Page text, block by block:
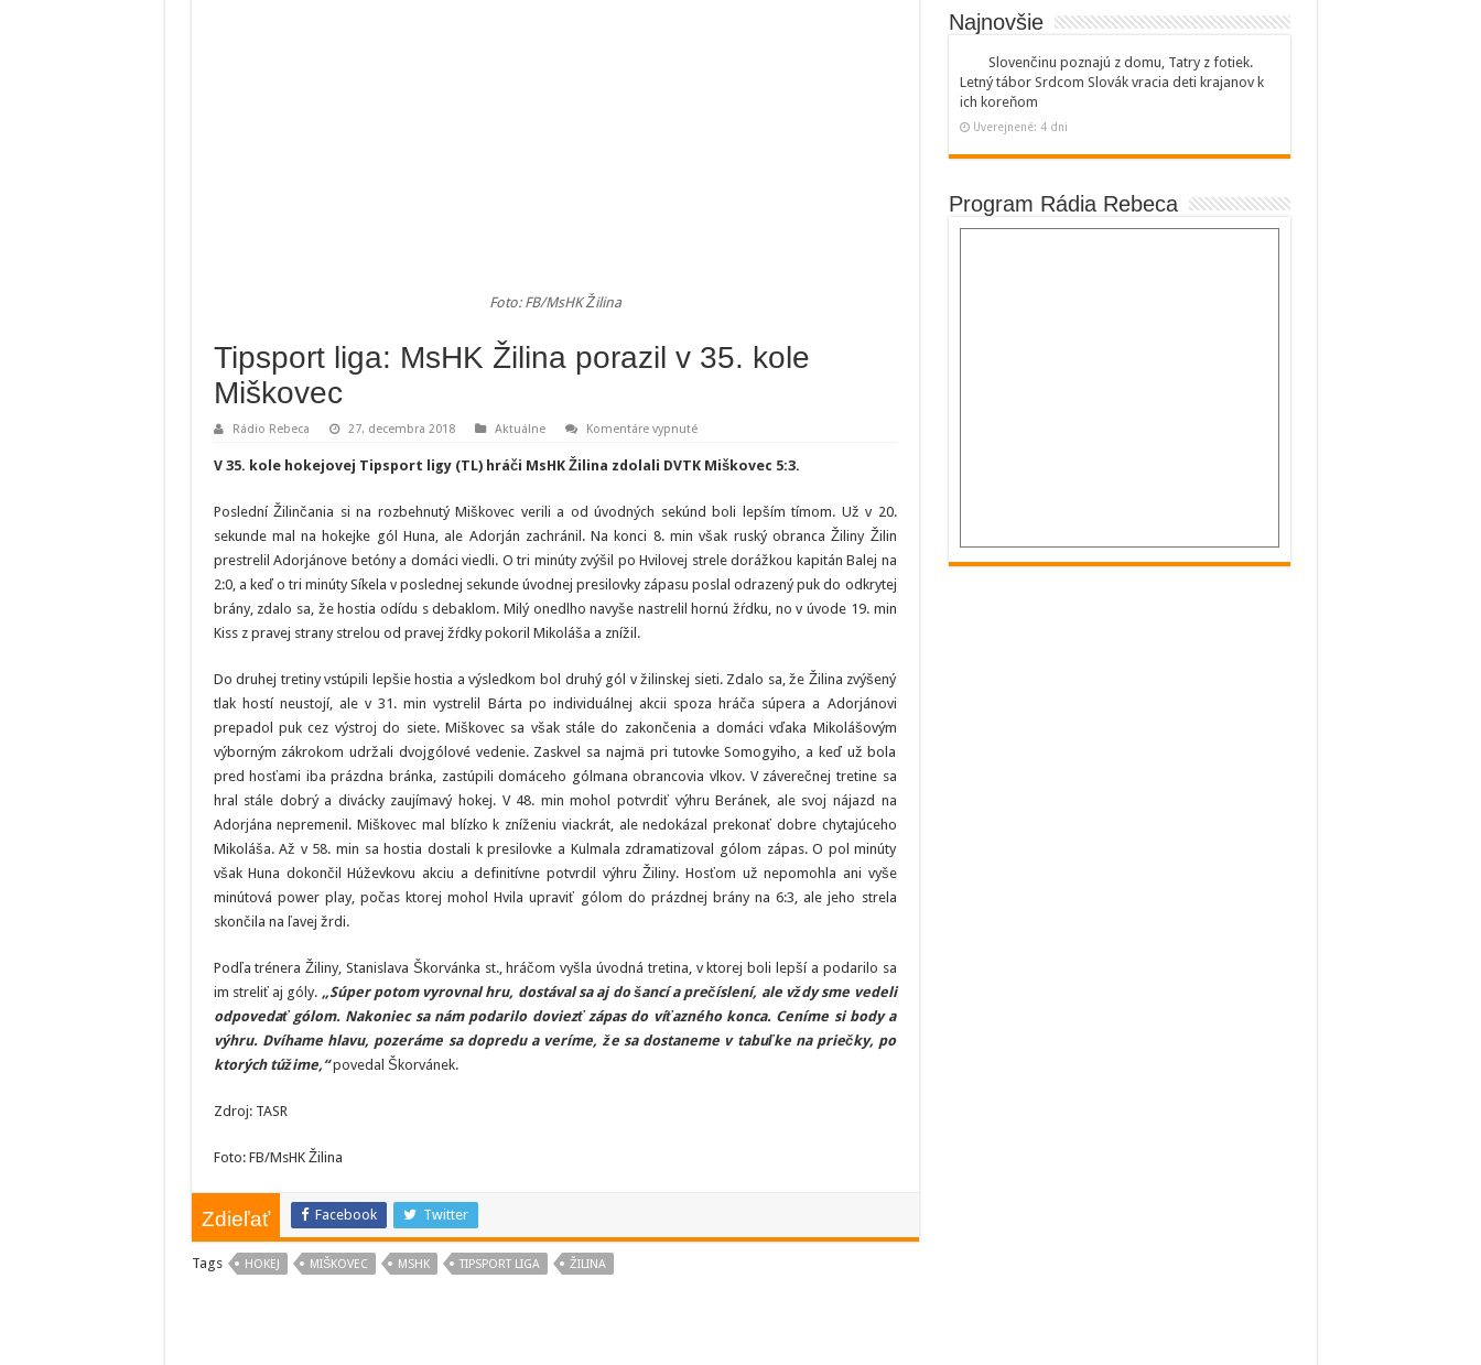
Foto: FB/MsHK Žilina
Tipsport liga: MsHK Žilina porazil v 35. kole
Miškovec
Rádio Rebeca 27. decembra 2018 Aktuálne Komentáre vypnuténa
liga:
MsHK
v
35.
kole
Miškovec
V 35. kole hokejovej Tipsport ligy (TL) hráči MsHK Žilina zdolali DVTK Miškovec 5:3.
Poslední Žilinčania si na rozbehnutý Miškovec verili a od úvodných sekúnd boli lepším tímom. Už v 20.
sekunde mal na hokejke gól Huna, ale Adorján zachránil. Na konci 8. min však ruský obranca Žiliny Žilin
prestrelil Adorjánove betóny a domáci viedli. O tri minúty zvýšil po Hvilovej strele dorážkou kapitán Balej na
2:0, a keď o tri minúty Síkela v poslednej sekunde úvodnej presilovky zápasu poslal odrazený puk do odkrytej
brány, zdalo sa, že hostia odídu s debaklom. Milý onedlho navyše nastrelil hornú žŕdku, no v úvode 19. min
Kiss z pravej strany strelou od pravej žŕdky pokoril Mikoláša a znížil.
Do druhej tretiny vstúpili lepšie hostia a výsledkom bol druhý gól v žilinskej sieti. Zdalo sa, že Žilina zvýšený
tlak hostí neustojí, ale v 31. min vystrelil Bárta po individuálnej akcii spoza hráča súpera a Adorjánovi
prepadol puk cez výstroj do siete. Miškovec sa však stále do zakončenia a domáci vďaka Mikolášovým
výborným zákrokom udržali dvojgólové vedenie. Zaskvel sa najmä pri tutovke Somogyiho, a keď už bola
pred hosťami iba prázdna bránka, zastúpili domáceho gólmana obrancovia vlkov. V záverečnej tretine sa
hral stále dobrý a divácky zaujímavý hokej. V 48. min mohol potvrdiť výhru Beránek, ale svoj nájazd na
Adorjána nepremenil. Miškovec mal blízko k zníženiu viackrát, ale nedokázal prekonať dobre chytajúceho
Mikoláša. Až v 58. min sa hostia dostali k presilovke a Kulmala zdramatizoval gólom zápas. O pol minúty
však Huna dokončil Húževkovu akciu a definitívne potvrdil výhru Žiliny. Hosťom už nepomohla ani vyše
minútová power play, počas ktorej mohol Hvila upraviť gólom do prázdnej brány na 6:3, ale jeho strela
skončila na ľavej žrdi.
Podľa trénera Žiliny, Stanislava Škorvánka st., hráčom vyšla úvodná tretina, v ktorej boli lepší a podarilo sa
im streliť aj góly. „Súper potom vyrovnal hru, dostával sa aj do šancí a prečíslení, ale vždy sme vedeli
odpovedať gólom. Nakoniec sa nám podarilo doviezť zápas do víťazného konca. Ceníme si body a
výhru. Dvíhame hlavu, pozeráme sa dopredu a veríme, že sa dostaneme v tabuľke na priečky, po
ktorých túžime,“ povedal Škorvánek.
Zdroj: TASR
Foto: FB/MsHK Žilina
Zdieľať Facebook Twitter
Tags HOKEJ MIŠKOVEC MSHK TIPSPORT LIGA ŽILINA
Najnovšie
Slovenčinu poznajú z domu, Tatry z fotiek.
Letný tábor Srdcom Slovák vracia deti krajanov k
ich koreňom
Uverejnené: 4 dni
Program Rádia Rebeca